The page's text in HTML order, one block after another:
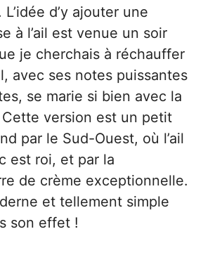
d’y ajouter une
à l’ail est venue un soir
je cherchais à réchauffer
avec ses notes puissantes
se marie si bien avec la
version est un petit
par le Sud-Ouest, où l’ail
est roi, et par la
de crème exceptionnelle.
et tellement simple
son effet !